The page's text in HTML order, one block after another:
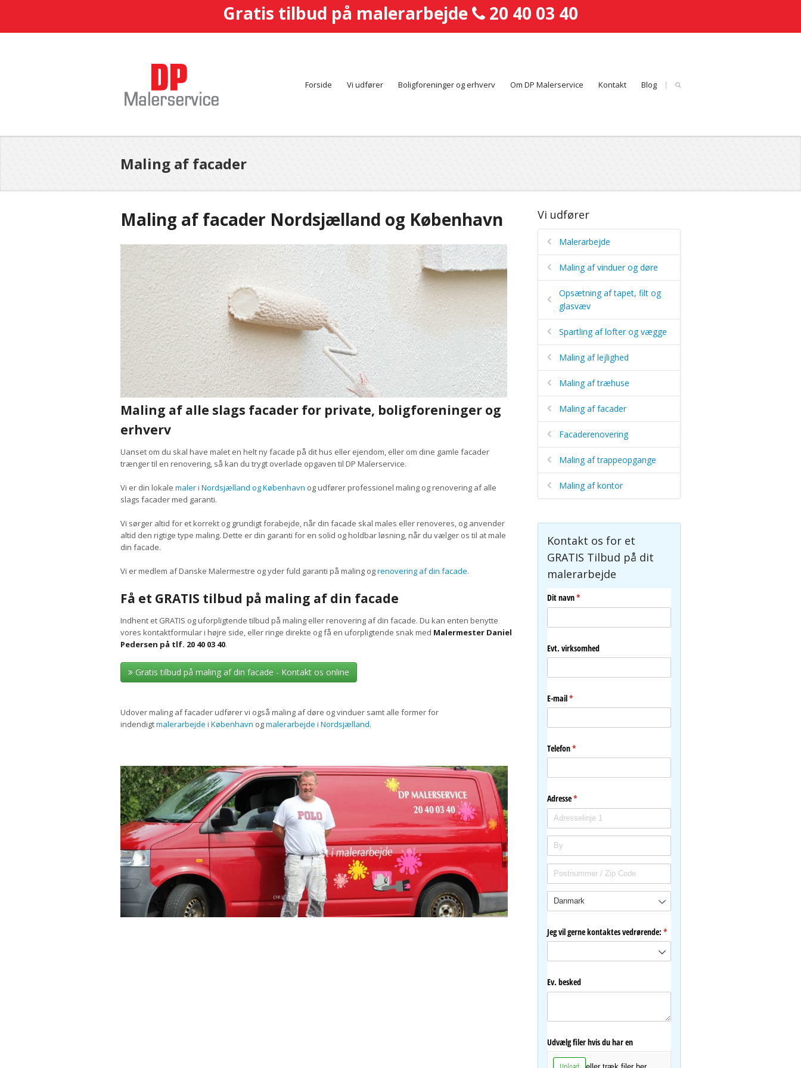
Gratis tilbud på malerarbejde 20 40 03 40
Forside Vi udfører Boligforeninger og erhverv Om DP Malerservice Kontakt Blog
Maling af facader
Maling af facader Nordsjælland og København
Maling af alle slags facader for private, boligforeninger og
erhverv
Uanset om du skal have malet en helt ny facade på dit hus eller ejendom, eller om dine gamle facader
trænger til en renovering, så kan du trygt overlade opgaven til DP Malerservice.
Vi er din lokale maler i Nordsjælland og København og udfører professionel maling og renovering af alle
slags facader med garanti.
Vi sørger altid for et korrekt og grundigt forabejde, når din facade skal males eller renoveres, og anvender
altid den rigtige type maling. Dette er din garanti for en solid og holdbar løsning, når du vælger os til at male
din facade.
Vi er medlem af Danske Malermestre og yder fuld garanti på maling ogrenovering af din facade.
Få et GRATIS tilbud på maling af din facade
Indhent et GRATIS og uforpligtende tilbud på maling eller renovering af din facade. Du kan enten benytte
vores kontaktformular i højre side, eller ringe direkte og få en uforpligtende snak med Malermester Daniel
Pedersen på tlf. 20 40 03 40.
Gratis tilbud på maling af din facade - Kontakt os online
Udover maling af facader udfører vi også maling af døre og vinduer samt alle former for
indendigtmalerarbejde i København ogmalerarbejde i Nordsjælland.
Vi udfører
Malerarbejde
Maling af vinduer og døre
Opsætning af tapet, filt og
glasvæv
Spartling af lofter og vægge
Maling af lejlighed
Maling af træhuse
Maling af facader
Facaderenovering
Maling af trappeopgange
Maling af kontor
Kontakt os for et
GRATIS Tilbud på dit
malerarbejde
Dit navn*
(påkrævet)
Evt. virksomhed
E-mail*
(påkrævet)
Telefon*
(påkrævet)
Adresse*
(påkrævet)
Jeg vil gerne kontaktes vedrørende: *
(påkrævet)
Ev. besked
Udvælg filer hvis du har en